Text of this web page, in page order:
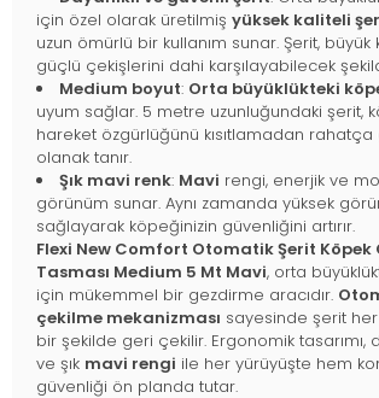
için özel olarak üretilmiş yüksek kaliteli
uzun ömürlü bir kullanım sunar. Şerit, büyük
güçlü çekişlerini dahi karşılayabilecek
Medium boyut: Orta büyüklükteki
uyum sağlar. 5 metre uzunluğundaki şerit,
hareket özgürlüğünü kısıtlamadan
olanak tanır.
Şık mavi renk: Mavi rengi, enerjik ve
görünüm sunar. Aynı zamanda yüksek
sağlayarak köpeğinizin güvenliğini artırır.
Flexi New Comfort Otomatik Şerit Köpek
Tasması Medium 5 Mt Mavi, orta
için mükemmel bir gezdirme aracıdır.
çekilme mekanizması sayesinde şerit
bir şekilde geri çekilir. Ergonomik tasarımı,
ve şık mavi rengi ile her yürüyüşte hem
güvenliği ön planda tutar.